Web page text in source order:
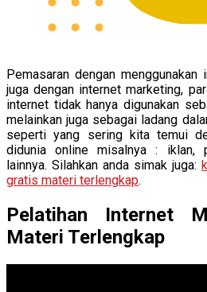
Pemasaran dengan
juga dengan internet marketing,
internet tidak hanya digunakan
melainkan juga sebagai ladang
seperti yang sering kita temui
didunia online misalnya : iklan,
lainnya. Silahkan anda simak juga:
gratis materi terlengkap.
Pelatihan Internet
Materi Terlengkap